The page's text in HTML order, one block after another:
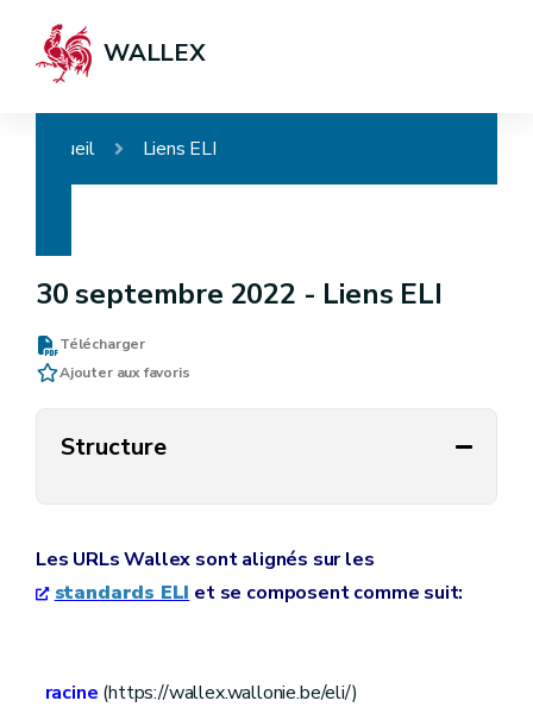
WALLEX
Accueil Liens ELI
30 septembre 2022 - Liens ELI
Télécharger
Ajouter aux favoris
Structure
Les URLs Wallex sont alignés sur les
standards ELI et se composent comme suit:
racine (https://wallex.wallonie.be/eli/)